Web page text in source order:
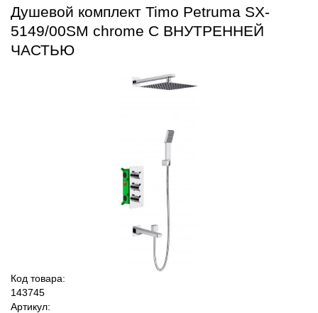
Душевой комплект Timo Petruma SX-
5149/00SM chrome С ВНУТРЕННЕЙ
ЧАСТЬЮ
Код товара:
143745
Артикул: